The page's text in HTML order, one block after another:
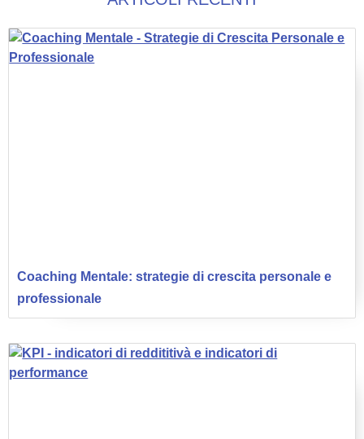
Coaching Mentale: strategie di crescita personale e
professionale